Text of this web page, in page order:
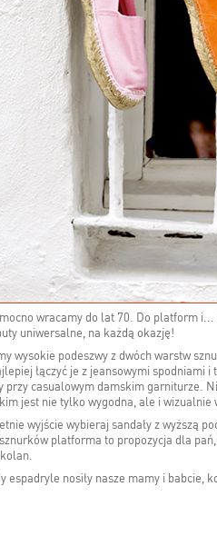
wracamy do lat 70. Do platform
uniwersalne, na każdą okazję!
wysokie podeszwy z dwóch warstw
łączyć je z jeansowymi
przy casualowym damskim garniturze.
jest nie tylko wygodna, ale i wizualnie
wyjście wybieraj sandały z wyższą
platforma to propozycja dla
kolan.
espadryle nosiły nasze mamy i babcie,